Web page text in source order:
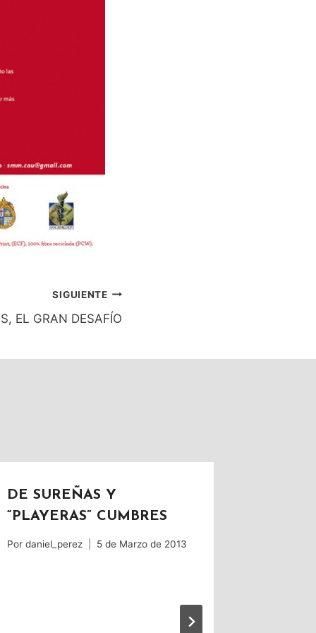
SIGUIENTE
EL GRAN DESAFÍO
DE SUREÑAS Y
“PLAYERAS” CUMBRES
Por daniel_perez 5 de Marzo de 2013